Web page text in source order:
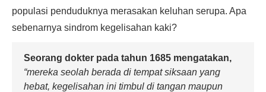
populasi penduduknya merasakan keluhan serupa. Apa
sebenarnya sindrom kegelisahan kaki?
Seorang dokter pada tahun 1685 mengatakan,
“mereka seolah berada di tempat siksaan yang
hebat, kegelisahan ini timbul di tangan maupun